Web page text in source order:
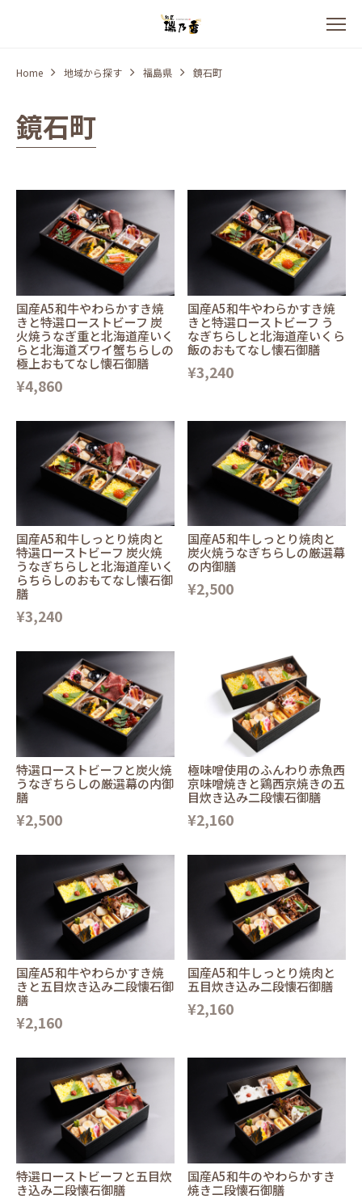
Home 地域から探す 福島県 鏡石町
鏡石町
国産A5和牛やわらかすき焼
きと特選ローストビーフ 炭
火焼うなぎ重と北海道産いく
らと北海道ズワイ蟹ちらしの
極上おもてなし懐石御膳
¥4,860
国産A5和牛やわらかすき焼
きと特選ローストビーフ う
なぎちらしと北海道産いくら
飯のおもてなし懐石御膳
¥3,240
国産A5和牛しっとり焼肉と
特選ローストビーフ 炭火焼
うなぎちらしと北海道産いく
らちらしのおもてなし懐石御
膳
¥3,240
国産A5和牛しっとり焼肉と
炭火焼うなぎちらしの厳選幕
の内御膳
¥2,500
特選ローストビーフと炭火焼
うなぎちらしの厳選幕の内御
膳
¥2,500
極味噌使用のふんわり赤魚西
京味噌焼きと鶏西京焼きの五
目炊き込み二段懐石御膳
¥2,160
国産A5和牛やわらかすき焼
きと五目炊き込み二段懐石御
膳
¥2,160
国産A5和牛しっとり焼肉と
五目炊き込み二段懐石御膳
¥2,160
特選ローストビーフと五目炊
き込み二段懐石御膳
国産A5和牛のやわらかすき
焼き二段懐石御膳